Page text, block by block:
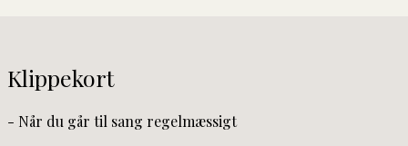
Klippekort
- Når du går til sang regelmæssigt